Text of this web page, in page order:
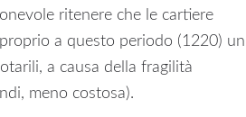
ritenere che le cartiere
a questo periodo (1220) un
a causa della fragilità
meno costosa).